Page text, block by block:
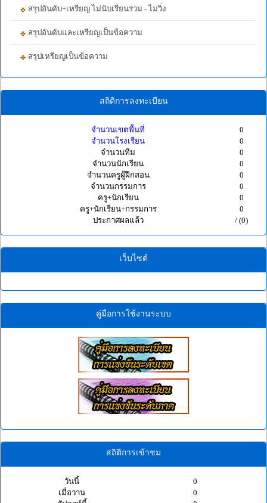
สรุปอันดับ+เหรียญ ไม่นับเรียนร่วม - ไม่วิ่ง
สรุปอันดับและเหรียญเป็นข้อความ
สรุปเหรียญเป็นข้อความ
สถิติการลงทะเบียน
จำนวนเขตพื้นที่
0
จำนวนโรงเรียน
0
จำนวนทีม
0
จำนวนนักเรียน
0
จำนวนครูผู้ฝึกสอน
0
จำนวนกรรมการ
0
ครู+นักเรียน
0
ครู+นักเรียน+กรรมการ
0
ประกาศผลแล้ว
/ (0)
เว็บไซต์
คู่มือการใช้งานระบบ
สถิติการเข้าชม
วันนี้
0
เมื่อวาน
0